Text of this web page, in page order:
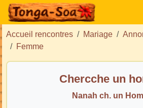
Accueil rencontres Mariage
Femme
Chercche un
Nanah ch. un